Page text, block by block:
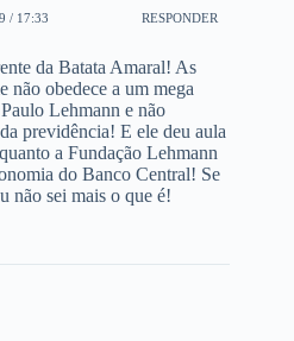
/ 17:33 RESPONDER
da Batata Amaral! As
não obedece a um mega
Lehmann e não
previdência! E ele deu aula
a Fundação Lehmann
do Banco Central! Se
não sei mais o que é!